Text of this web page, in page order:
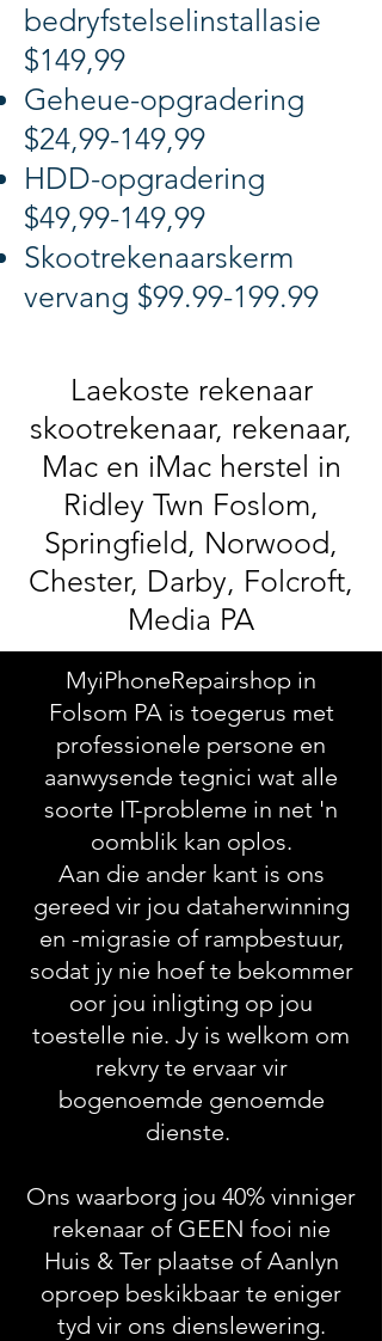
MyiPhoneRepairshop in
Folsom PA is toegerus met
professionele persone en
aanwysende tegnici wat alle
soorte IT-probleme in net 'n
oomblik kan oplos.
Aan die ander kant is ons
gereed vir jou dataherwinning
en -migrasie of rampbestuur,
sodat jy nie hoef te bekommer
oor jou inligting op jou
toestelle nie. Jy is welkom om
rekvry te ervaar vir
bogenoemde genoemde
dienste.
Ons waarborg jou 40% vinniger
rekenaar of GEEN fooi nie
Huis & Ter plaatse of Aanlyn
oproep beskikbaar te eniger
tyd vir ons dienslewering.
bedryfstelselinstallasie
$149,99
Geheue-opgradering
$24,99-149,99
HDD-opgradering
$49,99-149,99
Skootrekenaarskerm
vervang $99.99-199.99
Laekoste rekenaar
skootrekenaar, rekenaar,
Mac en iMac herstel in
Ridley Twn Foslom,
Springfield, Norwood,
Chester, Darby, Folcroft,
Media PA